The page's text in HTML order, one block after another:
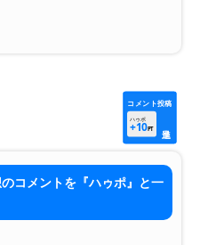
コメント投稿
ハゥポ
+10PT
コメントを『ハゥポ』と一